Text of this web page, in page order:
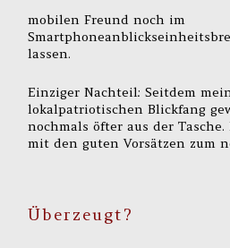
mobilen Freund noch im
lassen.
Einziger Nachteil: Seitdem
lokalpatriotischen Blickfang
nochmals öfter aus der Tasche.
mit den guten Vorsätzen zum
Überzeugt?